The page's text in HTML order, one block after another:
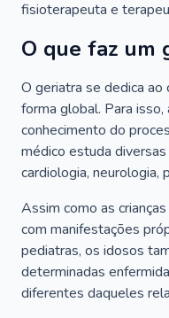
fisioterapeuta e
O que faz um
O geriatra se dedica
forma global. Para
conhecimento do
médico estuda
cardiologia, neurologia,
Assim como as
com manifestações
pediatras, os idosos
determinadas
diferentes daqueles